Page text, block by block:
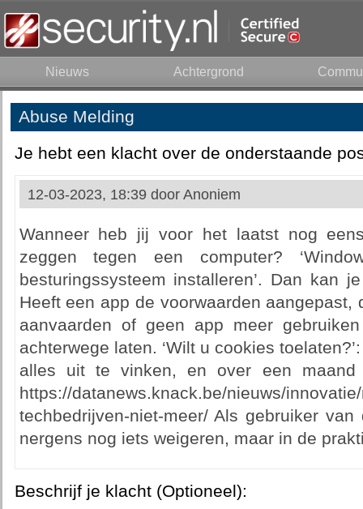
Nieuws Achtergrond
Abuse Melding
Je hebt een klacht over de onderstaande
12-03-2023, 18:39 door Anoniem
Wanneer heb jij voor het laatst nog
zeggen tegen een computer?
besturingssysteem installeren’. Dan kan je
Heeft een app de voorwaarden
aanvaarden of geen app meer
achterwege laten. ‘Wilt u cookies
alles uit te vinken, en over een
https://datanews.knack.be/nieuws/
techbedrijven-niet-meer/ Als gebruiker
nergens nog iets weigeren, maar in de
Beschrijf je klacht (Optioneel):